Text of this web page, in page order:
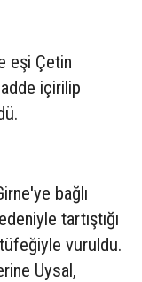
eşi Çetin
içirilip
bağlı
tartıştığı
vuruldu.
Uysal,